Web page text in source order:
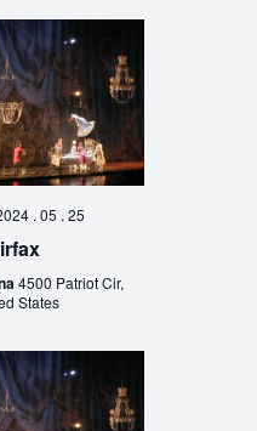
. 05 . 25
4500 Patriot Cir,
States